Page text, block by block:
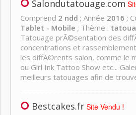
Salondutatouage.com
Comprend 2 ndd ; Année 2016 ;
Tablet - Mobile ; Thème :
Tatouage prÃ©sentation des
concentrations et
les diffÃ©rents salon, comme le
ou Girl Ink Tattoo Show etc...
meilleurs tatouages afin de
Bestcakes.fr Site Vendu !